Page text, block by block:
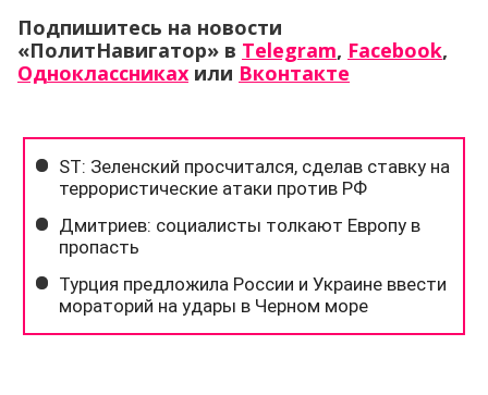
Подпишитесь на новости
«ПолитНавигатор» в Telegram, Facebook,
Одноклассниках или Вконтакте